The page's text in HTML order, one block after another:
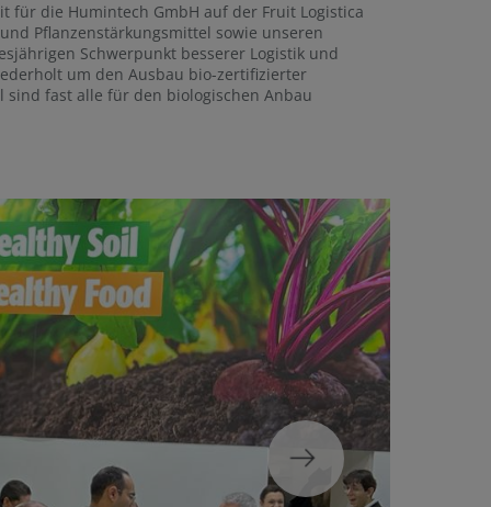
für die Humintech GmbH auf der Fruit Logistica
Pflanzenstärkungsmittel sowie unseren
Schwerpunkt besserer Logistik und
um den Ausbau bio-zertifizierter
fast alle für den biologischen Anbau